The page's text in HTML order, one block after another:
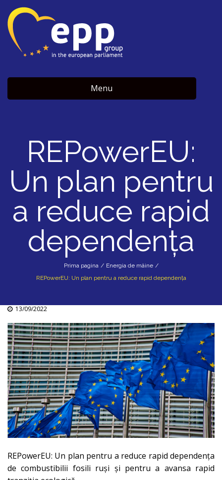
Menu
REPowerEU:
Un plan pentru
a reduce rapid
dependența
Prima pagina / Energia de mâine /
REPowerEU: Un plan pentru a reduce rapid dependența
13/09/2022
REPowerEU: Un plan pentru a reduce rapid dependența
de combustibilii fosili ruși și pentru a avansa rapid